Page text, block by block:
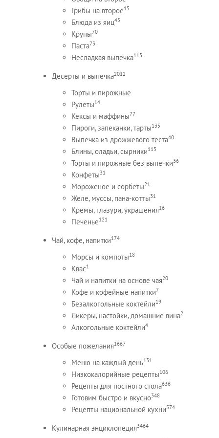
Грибы на второе15
Блюда из яиц45
Крупы70
Паста73
Несладкая выпечка113
Десерты и выпечка2012
Торты и пирожные
Рулеты14
Кексы и маффины77
Пироги, запеканки, тарты135
Выпечка из дрожжевого теста40
Блины, оладьи, сырники115
Торты и пирожные без выпечки36
Конфеты31
Мороженое и сорбеты21
Желе, муссы, пана-котты31
Кремы, глазури, украшения16
Печенье121
Чай, кофе, напитки174
Морсы и компоты18
Квас1
Чай и напитки на основе чая20
Кофе и кофейные напитки7
Безалкогольные коктейли19
Ликеры, настойки, домашние вина2
Алкогольные коктейли4
Особые пожелания1667
Меню на каждый день131
Низкокалорийные рецепты106
Рецепты для постного стола636
Готовим быстро и вкусно348
Рецепты национальной кухни574
Кулинарная энциклопедия3464